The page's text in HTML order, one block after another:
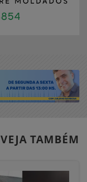
VEJA TAMBÉM